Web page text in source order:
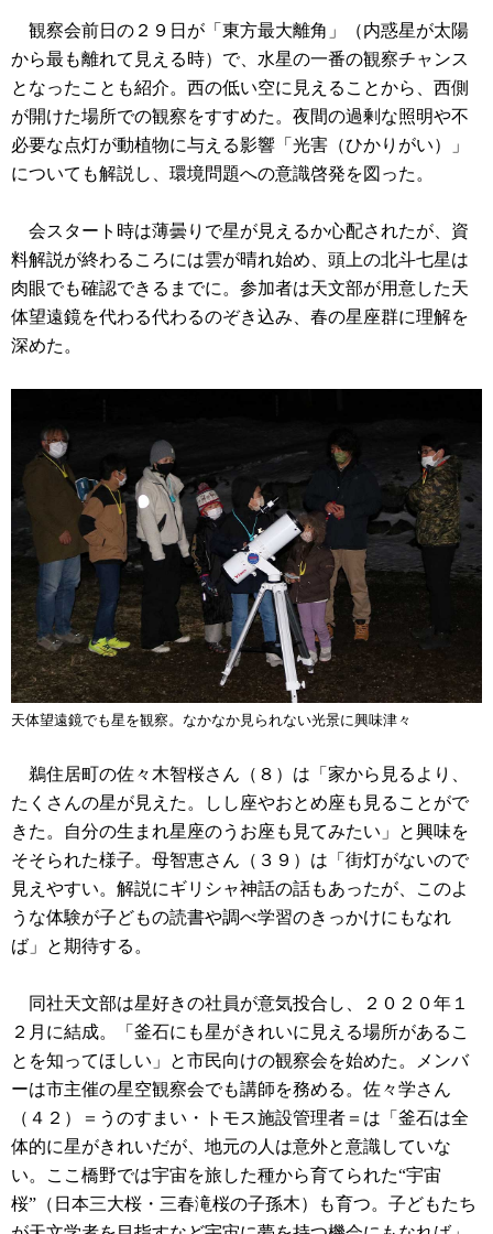
観察会前日の２９日が「東方最大離角」（内惑星が太陽
から最も離れて見える時）で、水星の一番の観察チャンス
となったことも紹介。西の低い空に見えることから、西側
が開けた場所での観察をすすめた。夜間の過剰な照明や不
必要な点灯が動植物に与える影響「光害（ひかりがい）」
についても解説し、環境問題への意識啓発を図った。
会スタート時は薄曇りで星が見えるか心配されたが、資
料解説が終わるころには雲が晴れ始め、頭上の北斗七星は
肉眼でも確認できるまでに。参加者は天文部が用意した天
体望遠鏡を代わる代わるのぞき込み、春の星座群に理解を
深めた。
天体望遠鏡でも星を観察。なかなか見られない光景に興味津々
鵜住居町の佐々木智桜さん（８）は「家から見るより、
たくさんの星が見えた。しし座やおとめ座も見ることがで
きた。自分の生まれ星座のうお座も見てみたい」と興味を
そそられた様子。母智恵さん（３９）は「街灯がないので
見えやすい。解説にギリシャ神話の話もあったが、このよ
うな体験が子どもの読書や調べ学習のきっかけにもなれ
ば」と期待する。
同社天文部は星好きの社員が意気投合し、２０２０年１
２月に結成。「釜石にも星がきれいに見える場所があるこ
とを知ってほしい」と市民向けの観察会を始めた。メンバ
ーは市主催の星空観察会でも講師を務める。佐々学さん
（４２）＝うのすまい・トモス施設管理者＝は「釜石は全
体的に星がきれいだが、地元の人は意外と意識していな
い。ここ橋野では宇宙を旅した種から育てられた“宇宙
桜”（日本三大桜・三春滝桜の子孫木）も育つ。子どもたち